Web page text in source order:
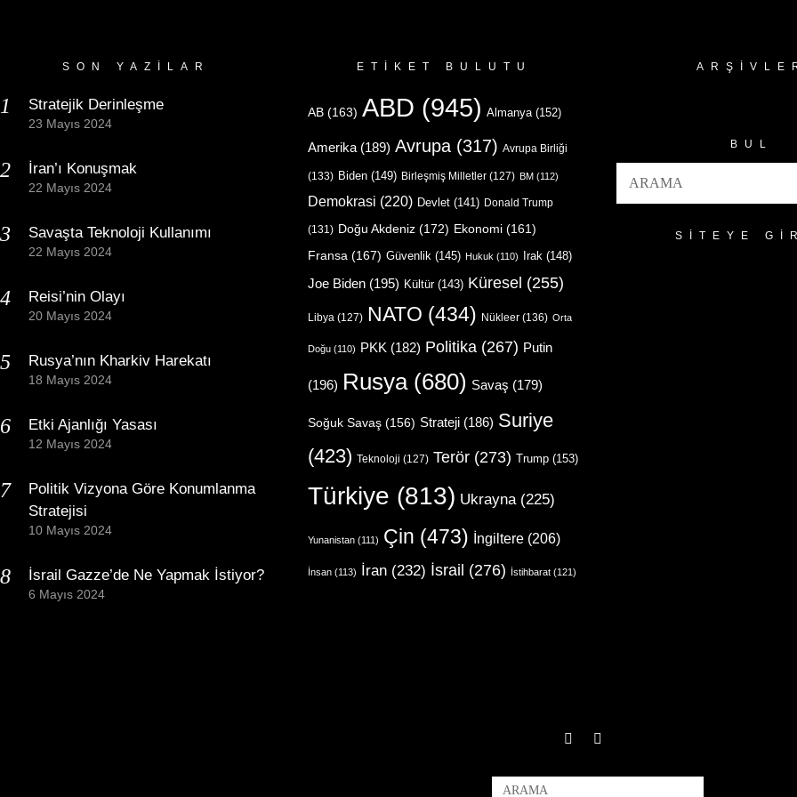
SON YAZILAR
Stratejik Derinleşme
23 Mayıs 2024
İran’ı Konuşmak
22 Mayıs 2024
Savaşta Teknoloji Kullanımı
22 Mayıs 2024
Reisi’nin Olayı
20 Mayıs 2024
Rusya’nın Kharkiv Harekatı
18 Mayıs 2024
Etki Ajanlığı Yasası
12 Mayıs 2024
Politik Vizyona Göre Konumlanma
Stratejisi
10 Mayıs 2024
İsrail Gazze’de Ne Yapmak İstiyor?
6 Mayıs 2024
ETIKET BULUTU
AB (163) ABD (945) Almanya (152)
Amerika (189) Avrupa (317) Avrupa Birliği
(133) Biden (149) Birleşmiş Milletler (127) BM (112)
Demokrasi (220) Devlet (141) Donald Trump
(131) Doğu Akdeniz (172) Ekonomi (161)
Fransa (167) Güvenlik (145) Hukuk (110) Irak (148)
Joe Biden (195) Kültür(143) Küresel (255)
Libya (127) NATO (434) Nükleer (136) Orta
Doğu (110) PKK (182) Politika (267) Putin
(196) Rusya(680) Savaş (179)
Soğuk Savaş (156) Strateji (186) Suriye
(423) Teknoloji (127) Terör (273) Trump (153)
Türkiye (813) Ukrayna (225)
Yunanistan (111) Çin (473) İngiltere (206)
İnsan (113) İran (232) İsrail (276) İstihbarat (121)
BUL
SITEYE